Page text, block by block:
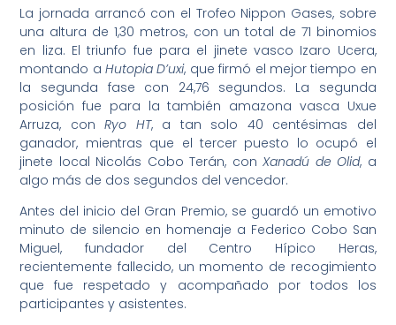
La jornada arrancó con el Trofeo Nippon Gases, sobre
una altura de 1,30 metros, con un total de 71 binomios
en liza. El triunfo fue para el jinete vasco Izaro Ucera,
montando aHutopia D’uxi, que firmó el mejor tiempo en
la segunda fase con 24,76 segundos. La segunda
posición fue para la también amazona vasca Uxue
Arruza, conRyo HT, a tan solo 40 centésimas del
ganador, mientras que el tercer puesto lo ocupó el
jinete local Nicolás Cobo Terán, conXanadú de Olid, a
algo más de dos segundos del vencedor.
Antes del inicio del Gran Premio, se guardó un emotivo
minuto de silencio en homenaje a Federico Cobo San
Miguel, fundador del Centro Hípico Heras,
recientemente fallecido, un momento de recogimiento
que fue respetado y acompañado por todos los
participantes y asistentes.